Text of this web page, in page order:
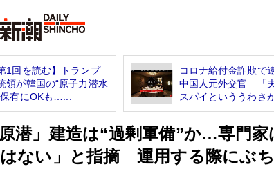
1回を読む】トランプ
領が韓国の“原子力潜水
有にOKも…...
コロナ給付金詐欺で
中国人元外交官 「
スパイといううわさが
潜」建造は“過剰軍備”か…専門家
ない」と指摘 運用する際にぶ